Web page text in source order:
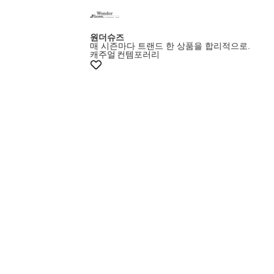
원더슈즈
매 시즌마다 트랜드 한 상품을 합리적으로.
캐주얼 컨템포러리